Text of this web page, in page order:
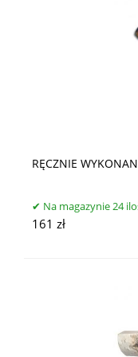
RĘCZNIE
Na magazynie 24
161 zł